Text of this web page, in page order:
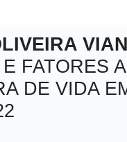
FATORES
DE VIDA